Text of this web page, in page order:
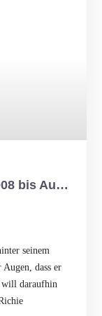
2008)
seinem
dass er
will daraufhin